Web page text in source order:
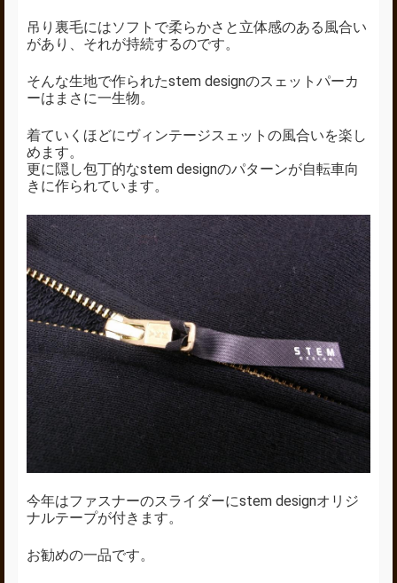
吊り裏毛にはソフトで柔らかさと立体感のある風合い
があり、それが持続するのです。
そんな生地で作られたstem designのスェットパーカ
ーはまさに一生物。
着ていくほどにヴィンテージスェットの風合いを楽し
めます。
更に隠し包丁的なstem designのパターンが自転車向
きに作られています。
今年はファスナーのスライダーにstem designオリジ
ナルテープが付きます。
お勧めの一品です。